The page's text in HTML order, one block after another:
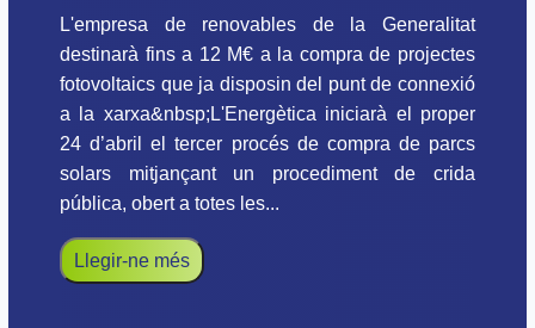
L'empresa de renovables de la Generalitat
destinarà fins a 12 M€ a la compra de projectes
fotovoltaics que ja disposin del punt de connexió
a la xarxa&nbsp;L'Energètica iniciarà el proper
24 d’abril el tercer procés de compra de parcs
solars mitjançant un procediment de crida
pública, obert a totes les...
Llegir-ne més